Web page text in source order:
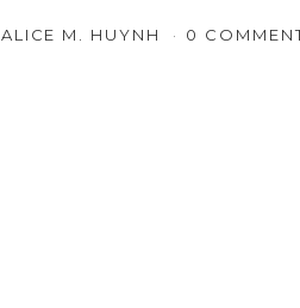
ALICE M. HUYNH 0